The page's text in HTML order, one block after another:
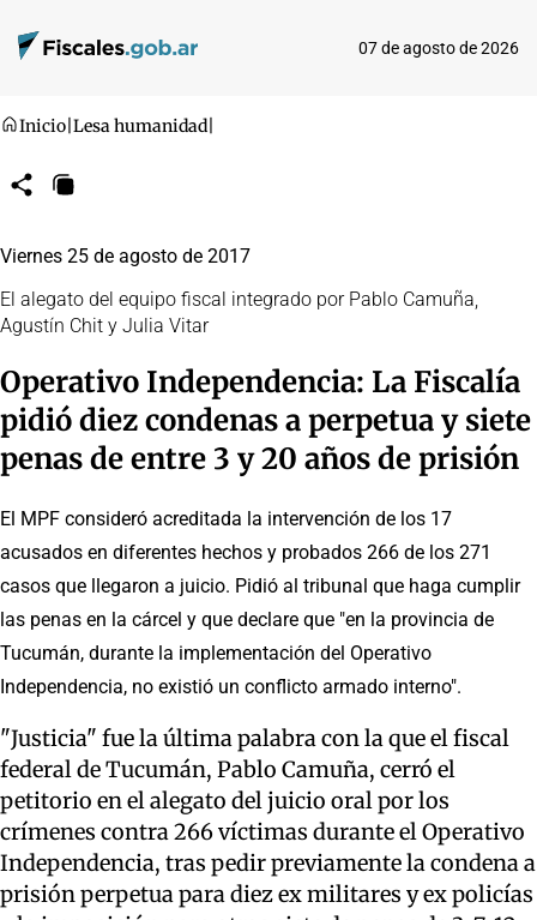
07 de agosto de 2026
Inicio Lesa humanidad
CompartirCopiar
Viernes 25 de agosto de 2017
El alegato del equipo fiscal integrado por Pablo Camuña,
Agustín Chit y Julia Vitar
Operativo Independencia: La Fiscalía
pidió diez condenas a perpetua y siete
penas de entre 3 y 20 años de prisión
El MPF consideró acreditada la intervención de los 17
acusados en diferentes hechos y probados 266 de los 271
casos que llegaron a juicio. Pidió al tribunal que haga cumplir
las penas en la cárcel y que declare que "en la provincia de
Tucumán, durante la implementación del Operativo
Independencia, no existió un conflicto armado interno".
"Justicia" fue la última palabra con la que el fiscal
federal de Tucumán, Pablo Camuña, cerró el
petitorio en el alegato del juicio oral por los
crímenes contra 266 víctimas durante el Operativo
Independencia, tras pedir previamente la condena a
prisión perpetua para diez ex militares y ex policías